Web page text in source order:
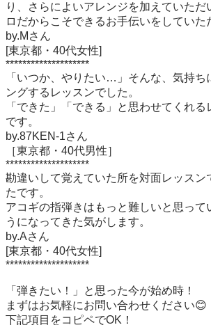
り、さらによいアレンジを加えていただ
ロだからこそできるお手伝いをしていた
by.Mさん
[東京都・40代女性]
********************
「いつか、やりたい…」そんな、気持ち
ングするレッスンでした。
「できた」「できる」と思わせてくれ
です。
by.87KEN-1さん
［東京都・40代男性］
********************
勘違いして覚えていた所を対面レッスン
たです。
アコギの指弾きはもっと難しいと思って
うになってきた気がします。
by.Aさん
[東京都・40代女性]
********************
「弾きたい！」と思った今が始め時！
まずはお気軽にお問い合わせください😊
下記項目をコピペでOK！